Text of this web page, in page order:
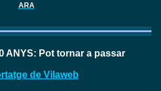
ARA
ANYS: Pot tornar a passar
de Vilaweb